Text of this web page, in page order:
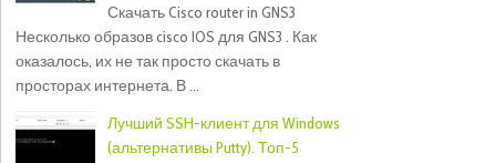
Скачать Cisco router in GNS3
Несколько образов cisco IOS для GNS3 . Как
оказалось, их не так просто скачать в
просторах интернета. В ...
Лучший SSH-клиент для Windows
(альтернативы Putty). Топ-5